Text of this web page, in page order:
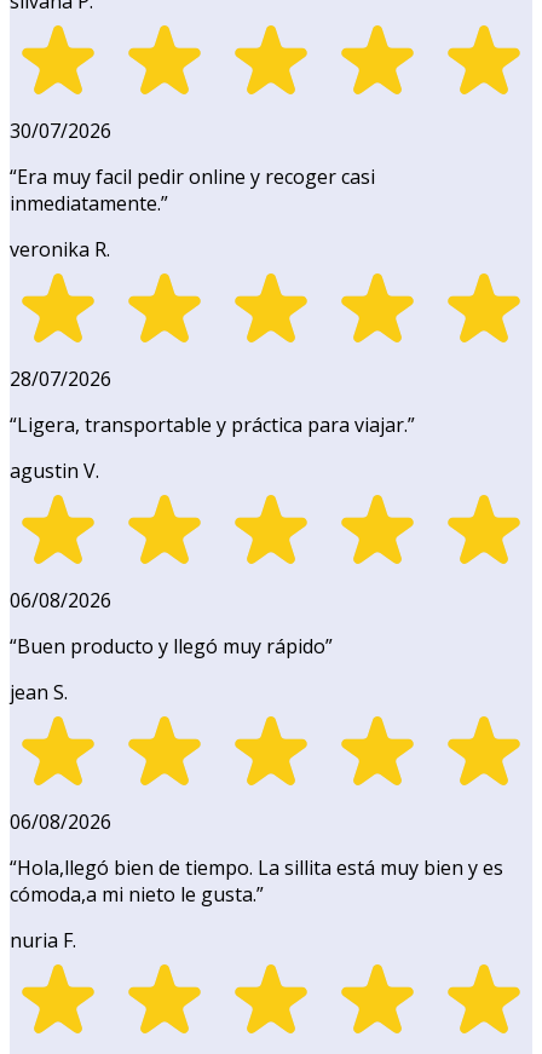
30/07/2026
“Era muy facil pedir online y recoger casi
inmediatamente.”
veronika R.
28/07/2026
“Ligera, transportable y práctica para viajar.”
agustin V.
06/08/2026
“Buen producto y llegó muy rápido”
jean S.
06/08/2026
“Hola,llegó bien de tiempo. La sillita está muy bien y es
cómoda,a mi nieto le gusta.”
nuria F.